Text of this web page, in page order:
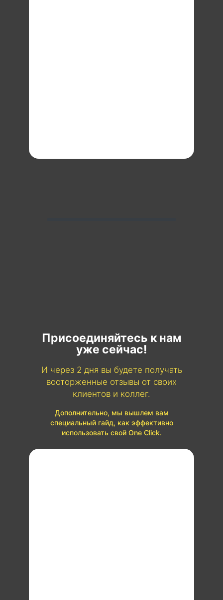
Присоединяйтесь к нам
уже сейчас!
И через 2 дня вы будете получать
восторженные отзывы от своих
клиентов и коллег.
Дополнительно, мы вышлем вам
специальный гайд, как эффективно
использовать свой One Click.